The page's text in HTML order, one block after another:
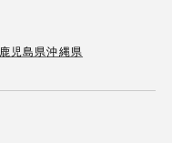
鹿児島県沖縄県